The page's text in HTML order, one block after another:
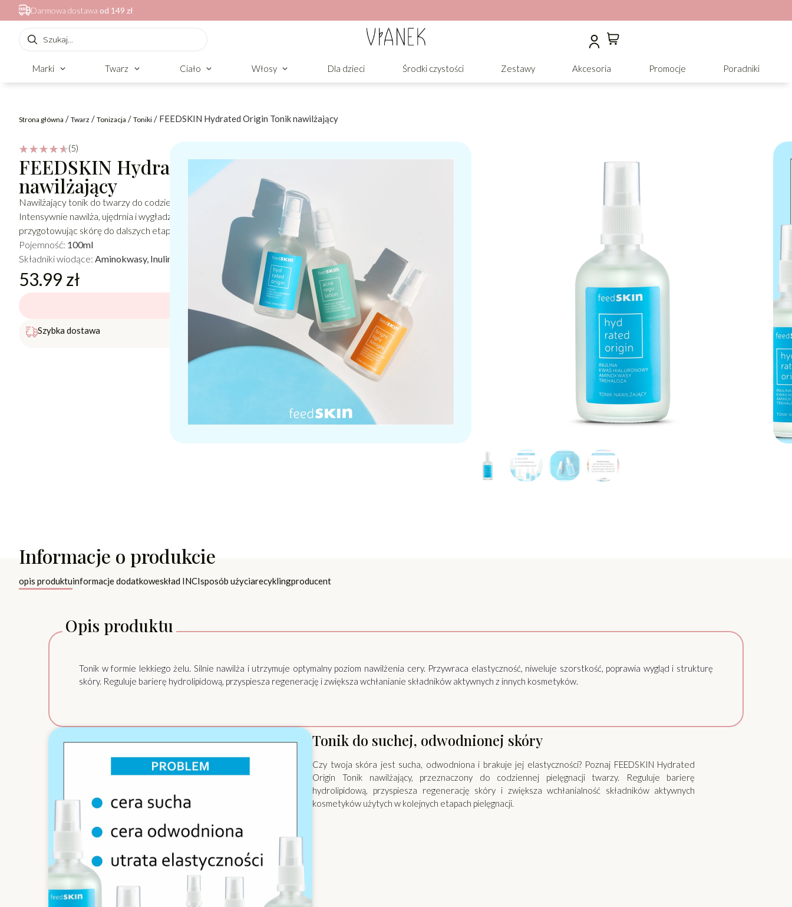
Darmowa dostawa od 149 zł
Marki Twarz Ciało Włosy Dla dzieci Środki czystości Zestawy Akcesoria Promocje Poradniki
Strona główna / Twarz / Tonizacja / Toniki / FEEDSKIN Hydrated Origin Tonik nawilżający
☆☆☆☆☆(5)
FEEDSKIN Hydrated Origin Tonik
nawilżający
Nawilżający tonik do twarzy do codziennej pielegnacji cery suchej, odwodnionej i mało elastycznej.
Intensywnie nawilża, ujędrnia i wygładza skórę. Lekka, żelowa formuła szybko się wchłania,
przygotowując skórę do dalszych etapów pielęgnacji.
Pojemność: 100ml
Składniki wiodące: Aminokwasy, Inulina, Kwas hialuronowy
53.99 zł
Brak w magazynie
Szybka dostawa
Darmowa dostawa od 149 zł
Informacje o produkcie
opis produktuinformacje dodatkoweskład INCIsposób użyciarecyklingproducent
Opis produktu
Tonik w formie lekkiego żelu. Silnie nawilża i utrzymuje optymalny poziom nawilżenia cery. Przywraca elastyczność, niweluje szorstkość, poprawia wygląd i strukturę
skóry. Reguluje barierę hydrolipidową, przyspiesza regenerację i zwiększa wchłanianie składników aktywnych z innych kosmetyków.
Tonik do suchej, odwodnionej skóry
Czy twoja skóra jest sucha, odwodniona i brakuje jej elastyczności? Poznaj FEEDSKIN Hydrated
Origin Tonik nawilżający, przeznaczony do codziennej pielęgnacji twarzy. Reguluje barierę
hydrolipidową, przyspiesza regenerację skóry i zwiększa wchłanialność składników aktywnych
kosmetyków użytych w kolejnych etapach pielęgnacji.